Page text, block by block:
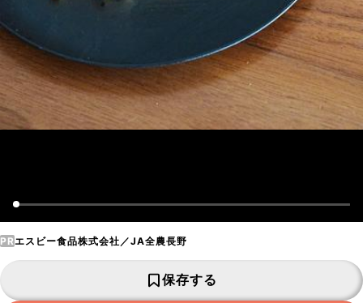
PRエスビー食品株式会社／JA全農長野
保存する